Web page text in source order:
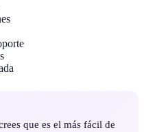
que es el más fácil de